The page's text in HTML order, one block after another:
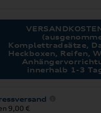
Komplettradsätze,
Heckboxen, Reifen,
innerhalb 1-3
9,00 €